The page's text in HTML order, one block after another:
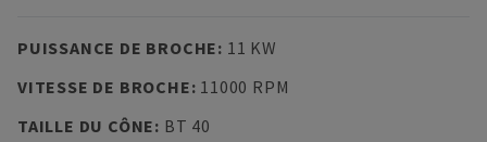
PUISSANCE DE BROCHE: 11 KW
VITESSE DE BROCHE: 11000 RPM
TAILLE DU CÔNE: BT 40